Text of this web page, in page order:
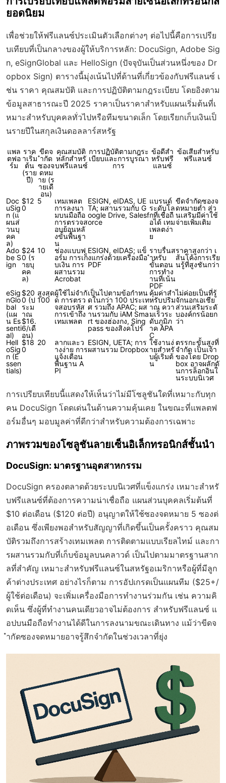
ยอดนิยม
เพื่อช่วยให้ฟรีแลนซ์ประเมินตัวเลือกต่างๆ ต่อไปนี้คือการเปรีย
บเทียบที่เป็นกลางของผู้ให้บริการหลัก: DocuSign, Adobe Sig
n, eSignGlobal และ HelloSign (ปัจจุบันเป็นส่วนหนึ่งของ Dr
opbox Sign) ตารางนี้มุ่งเน้นไปที่ด้านที่เกี่ยวข้องกับฟรีแลนซ์ เ
ช่น ราคา คุณสมบัติ และการปฏิบัติตามกฎระเบียบ โดยอิงตาม
ข้อมูลสาธารณะปี 2025 ราคาเป็นราคาสำหรับแผนเริ่มต้นที่เ
หมาะสำหรับบุคคลทั่วไปหรือทีมขนาดเล็ก โดยเรียกเก็บเงินเป็
นรายปีในสกุลเงินดอลลาร์สหรัฐ
แพล
ตฟอ
ร์ม
ราค
าเริ่ม
ต้น
(ราย
ปี)
ขีดจ
ำกัด
ซองจ
ดหม
าย (ร
ายเดื
อน)
คุณสมบัติ
หลักสำหรั
บฟรีแลนซ์
การปฏิบัติตามกฎระ
เบียบและการบูรณา
การ
ข้อดีสำ
หรับฟรี
แลนซ์
ข้อเสียสำหรับ
ฟรีแลนซ์
Doc
uSig
n (แ
ผนส่
วนบุ
คค
ล)
$12
0
5
เทมเพลต
การลงนา
มบนมือถือ
การตรวจส
อบย้อนหลั
งขั้นพื้นฐา
น
ESIGN, eIDAS, UE
TA; ผสานรวมกับ G
oogle Drive, Salesf
orce
แบรนด์
ระดับโล
กที่เชื่อถื
อได้ เทม
เพลตง่า
ย
ขีดจำกัดซองจ
ดหมายต่ำ ส่ว
นเสริมมีค่าใช้
จ่ายเพิ่มเติม
Ado
be S
ign
$24
0 (ร
ายบุ
คค
ล)
10
ช่องแบบฟ
อร์ม การเก็
บเงิน การ
ผสานรวม
Acrobat
ESIGN, eIDAS; แข็
งแกร่งด้วยเครื่องมือ
PDF
ราบรื่นส
ำหรับ
ขั้นตอน
การทำง
านที่เน้น
PDF
ราคาสูงกว่า เ
ส้นโค้งการเรีย
นรู้ที่สูงชันกว่า
eSig
nGlo
bal
(แผ
น Es
senti
al)
$20
0 (ป
ระม
าณ
$16.
6/เดื
อน)
สูงสุด
100
ผู้ใช้ไม่จำกั
ด การตรว
จสอบรหัส
การเข้าถึง
เทมเพลต
เป็นไปตามข้อกำหน
ดในกว่า 100 ประเท
ศ รวมถึง APAC; ผส
านรวมกับ iAM Sma
rt ของฮ่องกง, Sing
pass ของสิงคโปร์
คุ้มค่าสำ
หรับปริม
าณ ควา
มเร็วระ
ดับภูมิภ
าค APA
C
ไม่ค่อยเป็นที่รู้
จักนอกเอเชีย
ส่วนเสริมระดั
บองค์กรน้อยก
ว่า
Hell
oSig
n (E
ssen
tials)
$18
0
20
ลากและว
างง่าย การ
แจ้งเตือน
พื้นฐาน A
PI
ESIGN, UETA; การ
ผสานรวม Dropbox
ใช้งานง่
ายสำหรั
บผู้เริ่มต้
น
ตรรกะขั้นสูงที่
จำกัด เป็นเจ้า
ของโดย Drop
box อาจผลักดั
นการล็อกอินใ
นระบบนิเวศ
การเปรียบเทียบนี้แสดงให้เห็นว่าไม่มีโซลูชันใดที่เหมาะกับทุก
คน DocuSign โดดเด่นในด้านความคุ้นเคย ในขณะที่แพลตฟ
อร์มอื่นๆ มอบมูลค่าที่ดีกว่าสำหรับความต้องการเฉพาะ
ภาพรวมของโซลูชันลายเซ็นอิเล็กทรอนิกส์ชั้นนำ
DocuSign: มาตรฐานอุตสาหกรรม
DocuSign ครองตลาดด้วยระบบนิเวศที่แข็งแกร่ง เหมาะสำหรั
บฟรีแลนซ์ที่ต้องการความน่าเชื่อถือ แผนส่วนบุคคลเริ่มต้นที่
$10 ต่อเดือน ($120 ต่อปี) อนุญาตให้ใช้ซองจดหมาย 5 ซองต่
อเดือน ซึ่งเพียงพอสำหรับสัญญาที่เกิดขึ้นเป็นครั้งคราว คุณสม
บัติรวมถึงการสร้างเทมเพลต การติดตามแบบเรียลไทม์ และกา
รผสานรวมกับที่เก็บข้อมูลบนคลาวด์ เป็นไปตามมาตรฐานสาก
ลที่สำคัญ เหมาะสำหรับฟรีแลนซ์ในสหรัฐอเมริกาหรือผู้ที่มีลูก
ค้าต่างประเทศ อย่างไรก็ตาม การอัปเกรดเป็นแผนทีม ($25+/
ผู้ใช้ต่อเดือน) จะเพิ่มเครื่องมือการทำงานร่วมกัน เช่น ความคิ
ดเห็น ซึ่งผู้ที่ทำงานคนเดียวอาจไม่ต้องการ สำหรับฟรีแลนซ์ แ
อปบนมือถือทำงานได้ดีในการลงนามขณะเดินทาง แม้ว่าขีดจ
ำกัดซองจดหมายอาจรู้สึกจำกัดในช่วงเวลาที่ยุ่ง